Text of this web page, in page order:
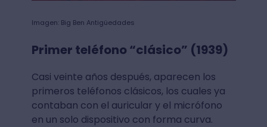
Imagen: Big Ben Antigüedades
Primer teléfono “clásico” (1939)
Casi veinte años después, aparecen los
primeros teléfonos clásicos, los cuales ya
contaban con el auricular y el micrófono
en un solo dispositivo con forma curva.